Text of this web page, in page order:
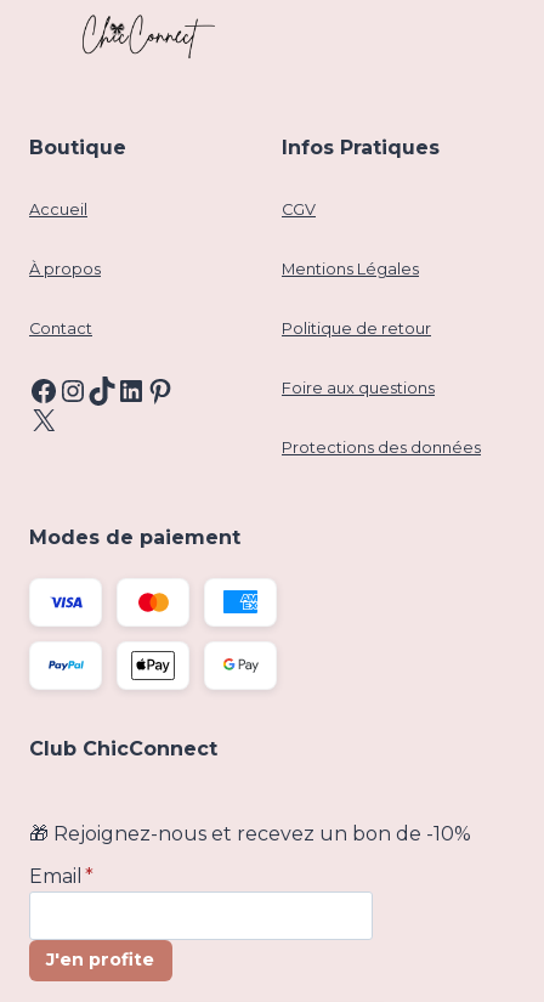
Boutique
Accueil
À propos
Contact
Facebook
Instagram
TikTok
LinkedIn
Pinterest
X
Infos Pratiques
CGV
Mentions Légales
Politique de retour
Foire aux questions
Protections des données
Modes de paiement
Club ChicConnect
🎁 Rejoignez-nous et recevez un bon de -10%
Email *
J'en profite